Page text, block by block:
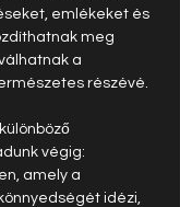
emlékeket és
meg
a
részévé.
végig:
amely a
idézi,